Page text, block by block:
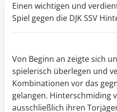
Einen wichtigen und
Spiel gegen die DJK SSV
Von Beginn an zeigte sich
spielerisch überlegen und
Kombinationen vor das
gelangen. Hinterschmiding
ausschließlich ihren